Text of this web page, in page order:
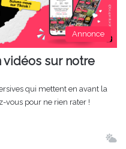
Annonce
vidéos sur notre
qui mettent en avant la
vous pour ne rien rater !